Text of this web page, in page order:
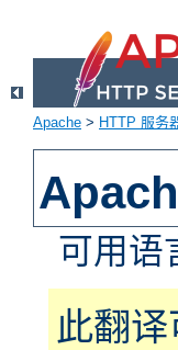
Apache > HTTP 服务
可用语
此翻